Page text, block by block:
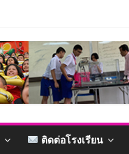
ติดต่อโรงเรียน